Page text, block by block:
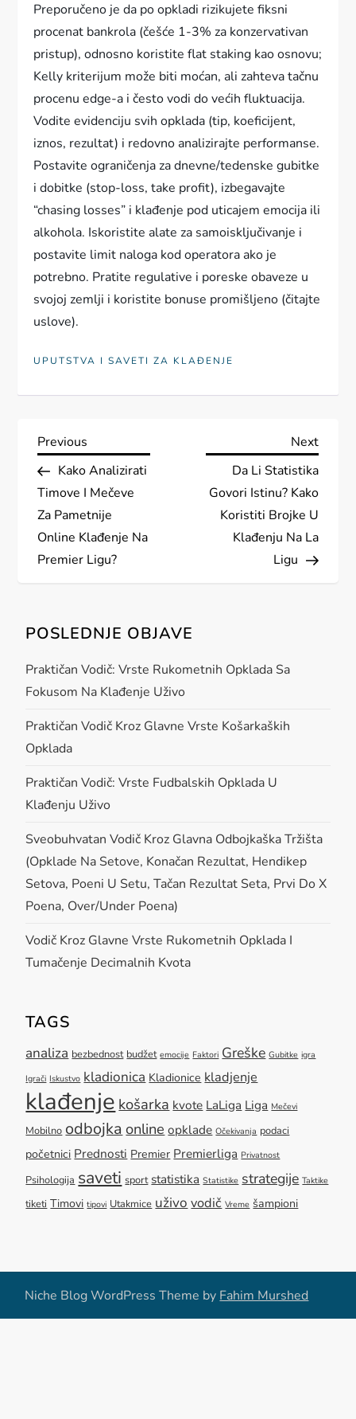
Preporučeno je da po opkladi rizikujete fiksni
procenat bankrola (češće 1-3% za konzervativan
pristup), odnosno koristite flat staking kao osnovu;
Kelly kriterijum može biti moćan, ali zahteva tačnu
procenu edge-a i često vodi do većih fluktuacija.
Vodite evidenciju svih opklada (tip, koeficijent,
iznos, rezultat) i redovno analizirajte performanse.
Postavite ograničenja za dnevne/tedenske gubitke
i dobitke (stop-loss, take profit), izbegavajte
“chasing losses” i klađenje pod uticajem emocija ili
alkohola. Iskoristite alate za samoisključivanje i
postavite limit naloga kod operatora ako je
potrebno. Pratite regulative i poreske obaveze u
svojoj zemlji i koristite bonuse promišljeno (čitajte
uslove).
UPUTSTVA I SAVETI ZA KLAĐENJE
P
o
s
t
a
v
g
a
i
o
n
Previous
Post
Previous
Kako Analizirati
Timove I Mečeve
Za Pametnije
Online Klađenje Na
Premier Ligu?
Next
Next
Da Li Statistika
Govori Istinu? Kako
Koristiti Brojke U
Klađenju Na La
Ligu
POSLEDNJE OBJAVE
Praktičan Vodič: Vrste Rukometnih Opklada Sa
Fokusom Na Klađenje Uživo
Praktičan Vodič Kroz Glavne Vrste Košarkaških
Opklada
Praktičan Vodič: Vrste Fudbalskih Opklada U
Klađenju Uživo
Sveobuhvatan Vodič Kroz Glavna Odbojkaška Tržišta
(opklade Na Setove, Konačan Rezultat, Hendikep
Setova, Poeni U Setu, Tačan Rezultat Seta, Prvi Do X
Poena, Over/under Poena)
Vodič Kroz Glavne Vrste Rukometnih Opklada I
Tumačenje Decimalnih Kvota
TAGS
analiza bezbednost budžet emocije Faktori Greške Gubitke igra
Igrači Iskustvo kladionica Kladionice kladjenje
klađenje košarka kvote LaLiga Liga Mečevi
Mobilno odbojka online opklade Očekivanja podaci
početnici Prednosti Premier Premierliga Privatnost
Psihologija saveti sport statistika Statistike strategije Taktike
tiketi Timovi tipovi Utakmice uživo vodič Vreme šampioni
Niche Blog WordPress Theme by Fahim Murshed